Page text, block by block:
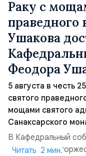
Раку с
праведного
Ушакова
Феодора
5 августа в честь
святого
мощами святого
Санаксарского
В Кафедральный
Ушакова раку
Читать 2 мин.